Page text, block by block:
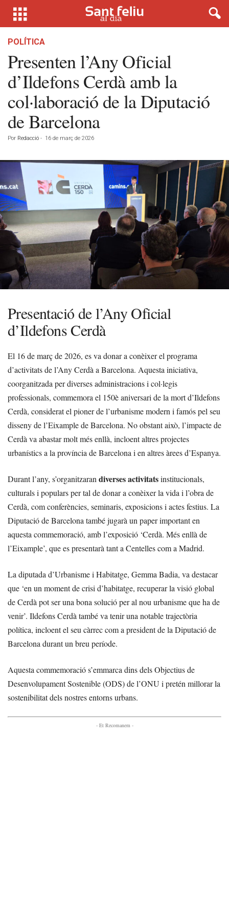
POLÍTICA
Presenten l’Any Oficial
d’Ildefons Cerdà amb la
col·laboració de la Diputació
de Barcelona
Por Redacció - 16 de març de 2026
Presentació de l’Any Oficial
d’Ildefons Cerdà
El 16 de març de 2026, es va donar a conèixer el programa
d’activitats de l’Any Cerdà a Barcelona. Aquesta iniciativa,
coorganitzada per diverses administracions i col·legis
professionals, commemora el 150è aniversari de la mort d’Ildefons
Cerdà, considerat el pioner de l’urbanisme modern i famós pel seu
disseny de l’Eixample de Barcelona. No obstant això, l’impacte de
Cerdà va abastar molt més enllà, incloent altres projectes
urbanístics a la província de Barcelona i en altres àrees d’Espanya.
Durant l’any, s’organitzaran diverses activitatsinstitucionals,
culturals i populars per tal de donar a conèixer la vida i l’obra de
Cerdà, com conferències, seminaris, exposicions i actes festius. La
Diputació de Barcelona també jugarà un paper important en
aquesta commemoració, amb l’exposició ‘Cerdà. Més enllà de
l’Eixample’, que es presentarà tant a Centelles com a Madrid.
La diputada d’Urbanisme i Habitatge, Gemma Badia, va destacar
que ‘en un moment de crisi d’habitatge, recuperar la visió global
de Cerdà pot ser una bona solució per al nou urbanisme que ha de
venir’. Ildefons Cerdà també va tenir una notable trajectòria
política, incloent el seu càrrec com a president de la Diputació de
Barcelona durant un breu període.
Aquesta commemoració s’emmarca dins dels Objectius de
Desenvolupament Sostenible (ODS) de l’ONU i pretén millorar la
sostenibilitat dels nostres entorns urbans.
- Et Recomanem -